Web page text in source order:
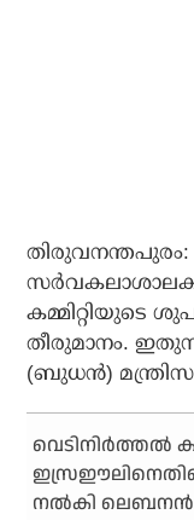
തിരുവനന്തപുരം:
കമ്മിറ്റിയുടെ
തീരുമാനം.
(ബുധന്‍)
വെടിനിര്‍ത്തല്‍
നല്‍കി ലെബനന്‍